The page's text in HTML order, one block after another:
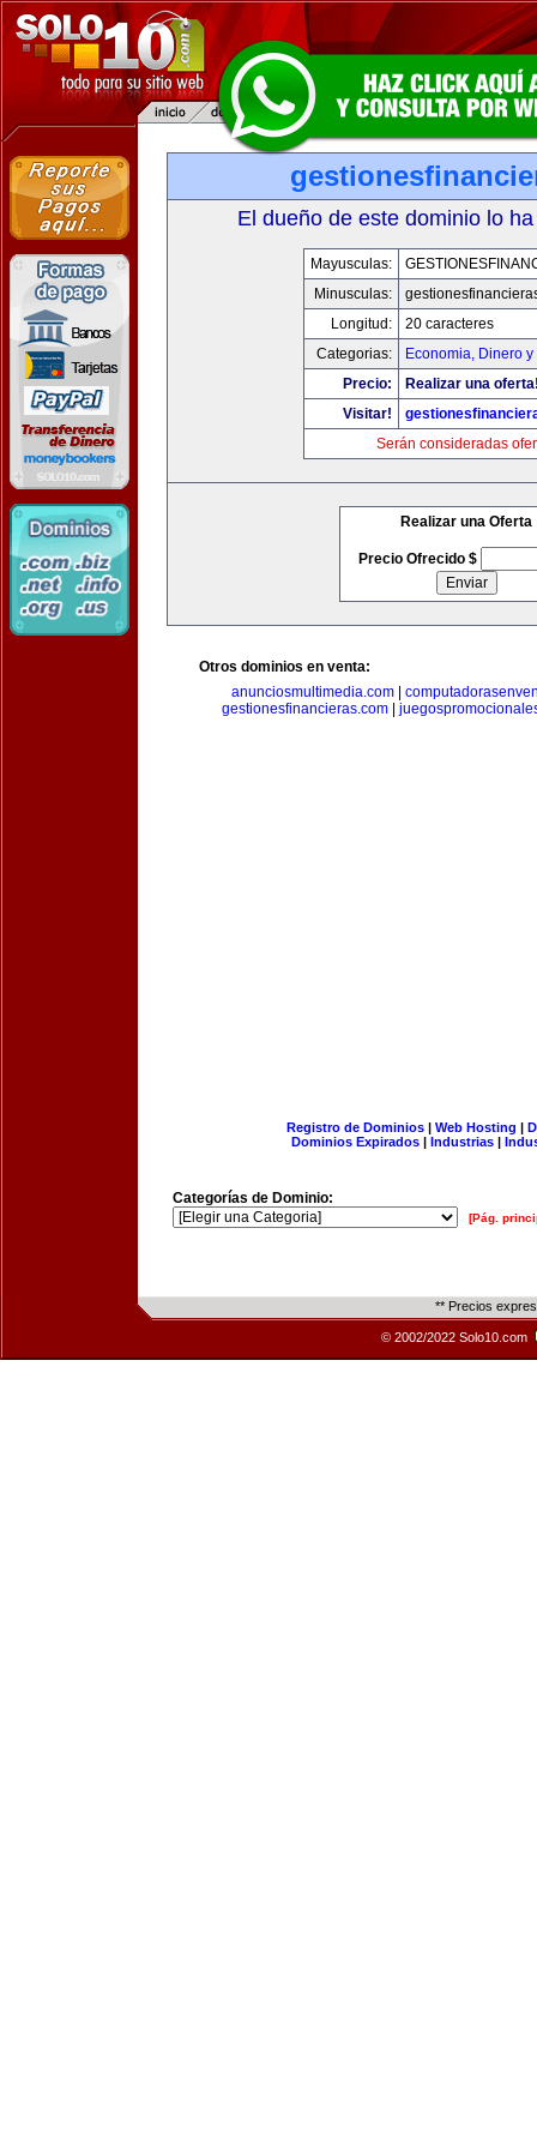
El dueño de este dominio lo
Mayusculas:
Minusculas:
Longitud:
20 caracteres
Categorias:
Economia, Dinero
Precio:
Realizar una
Visitar!
Serán consideradas
Realizar una Oferta
Precio Ofrecido $
Otros dominios en venta:
anunciosmultimedia.com
gestionesfinancieras.com
Registro de Dominios| Web Hosting |
Dominios Expirados | Industrias |
Categorías de Dominio:
[Pág.
** Precios
© 2002/2022 Solo10.com